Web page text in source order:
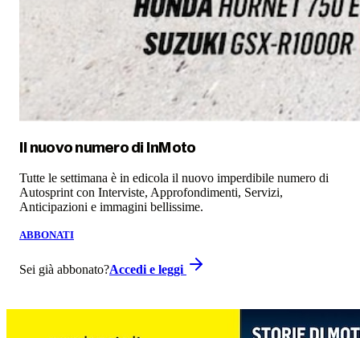
Il nuovo numero di InMoto
Tutte le settimana è in edicola il nuovo imperdibile numero di
Autosprint con Interviste, Approfondimenti, Servizi,
Anticipazioni e immagini bellissime.
ABBONATI
Sei già abbonato?Accedi e leggi